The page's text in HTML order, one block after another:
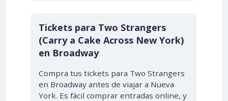
Tickets para Two Strangers
(Carry a Cake Across New York)
en Broadway
Compra tus tickets para Two Strangers
en Broadway antes de viajar a Nueva
York. Es fácil comprar entradas online, y